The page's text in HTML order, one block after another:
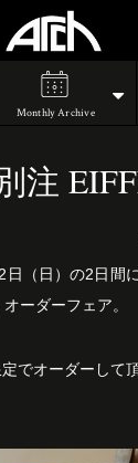
Monthly Archive
注
（日）の2日間
ーダーフェア。
でオーダーして